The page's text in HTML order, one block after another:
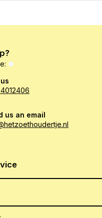
us an email